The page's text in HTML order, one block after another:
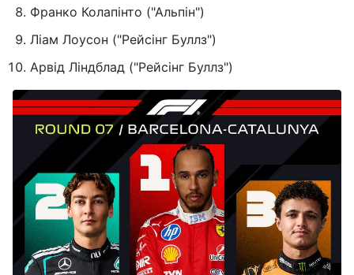
Франко Колапінто ("Альпін")
Ліам Лоусон ("Рейсінг Буллз")
Арвід Ліндблад ("Рейсінг Буллз")